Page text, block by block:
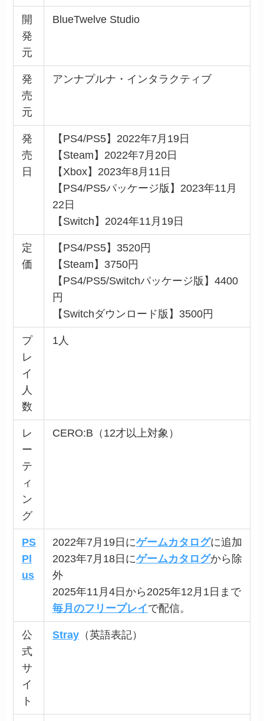
開
発
元
BlueTwelve Studio
発
売
元
アンナプルナ・インタラクティブ
発
売
日
【PS4/PS5】2022年7月19日
【Steam】2022年7月20日
【Xbox】2023年8月11日
【PS4/PS5パッケージ版】2023年11月
22日
【Switch】2024年11月19日
定
価
【PS4/PS5】3520円
【Steam】3750円
【PS4/PS5/Switchパッケージ版】4400
円
【Switchダウンロード版】3500円
プ
レ
イ
人
数
1人
レ
ー
テ
ィ
ン
グ
CERO:B（12才以上対象）
PS
Pl
us
2022年7月19日にゲームカタログに追加
2023年7月18日にゲームカタログから除
外
2025年11月4日から2025年12月1日まで
毎月のフリープレイで配信。
公
式
サ
イ
ト
Stray（英語表記）